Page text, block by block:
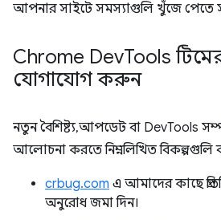
আপনার সাইটে সমস্যাগুলি খুঁজে পেতে
Chrome DevTools
যোগাযোগ করুন
নতুন বৈশিষ্ট্য, আপডেট বা DevTools
আলোচনা করতে নিম্নলিখিত বিকল্পগুলি
crbug.com এ আমাদের কাছে
অনুরোধ জমা দিন।